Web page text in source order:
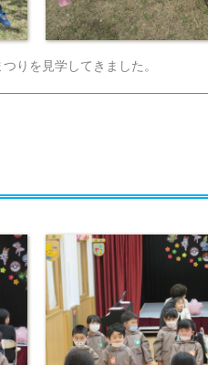
りを見学してきました。